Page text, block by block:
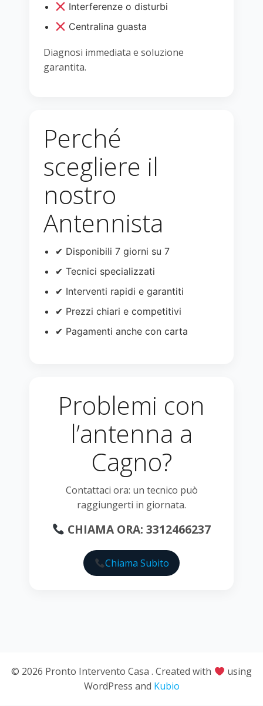
Interferenze o disturbi
Centralina guasta
Diagnosi immediata e soluzione
garantita.
Perché
scegliere il
nostro
Antennista
✔ Disponibili 7 giorni su 7
✔ Tecnici specializzati
✔ Interventi rapidi e garantiti
✔ Prezzi chiari e competitivi
✔ Pagamenti anche con carta
Problemi con
l’antenna a
Cagno?
Contattaci ora: un tecnico può
raggiungerti in giornata.
CHIAMA ORA: 3312466237
Chiama Subito
© 2026 Pronto Intervento Casa . Created with
using
WordPress and Kubio